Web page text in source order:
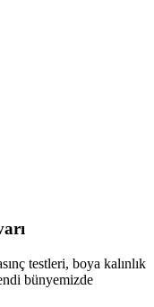
testleri, boya kalınlık
bünyemizde